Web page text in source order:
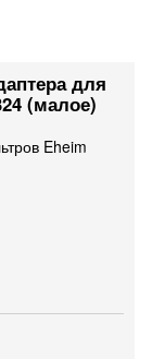
для
(малое)
Eheim